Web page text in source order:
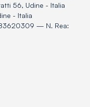
56, Udine - Italia
- Italia
— N. Rea: